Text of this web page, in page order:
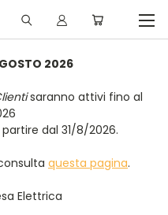
2026
saranno attivi fino al
dal 31/8/2026.
questa pagina.
Elettrica